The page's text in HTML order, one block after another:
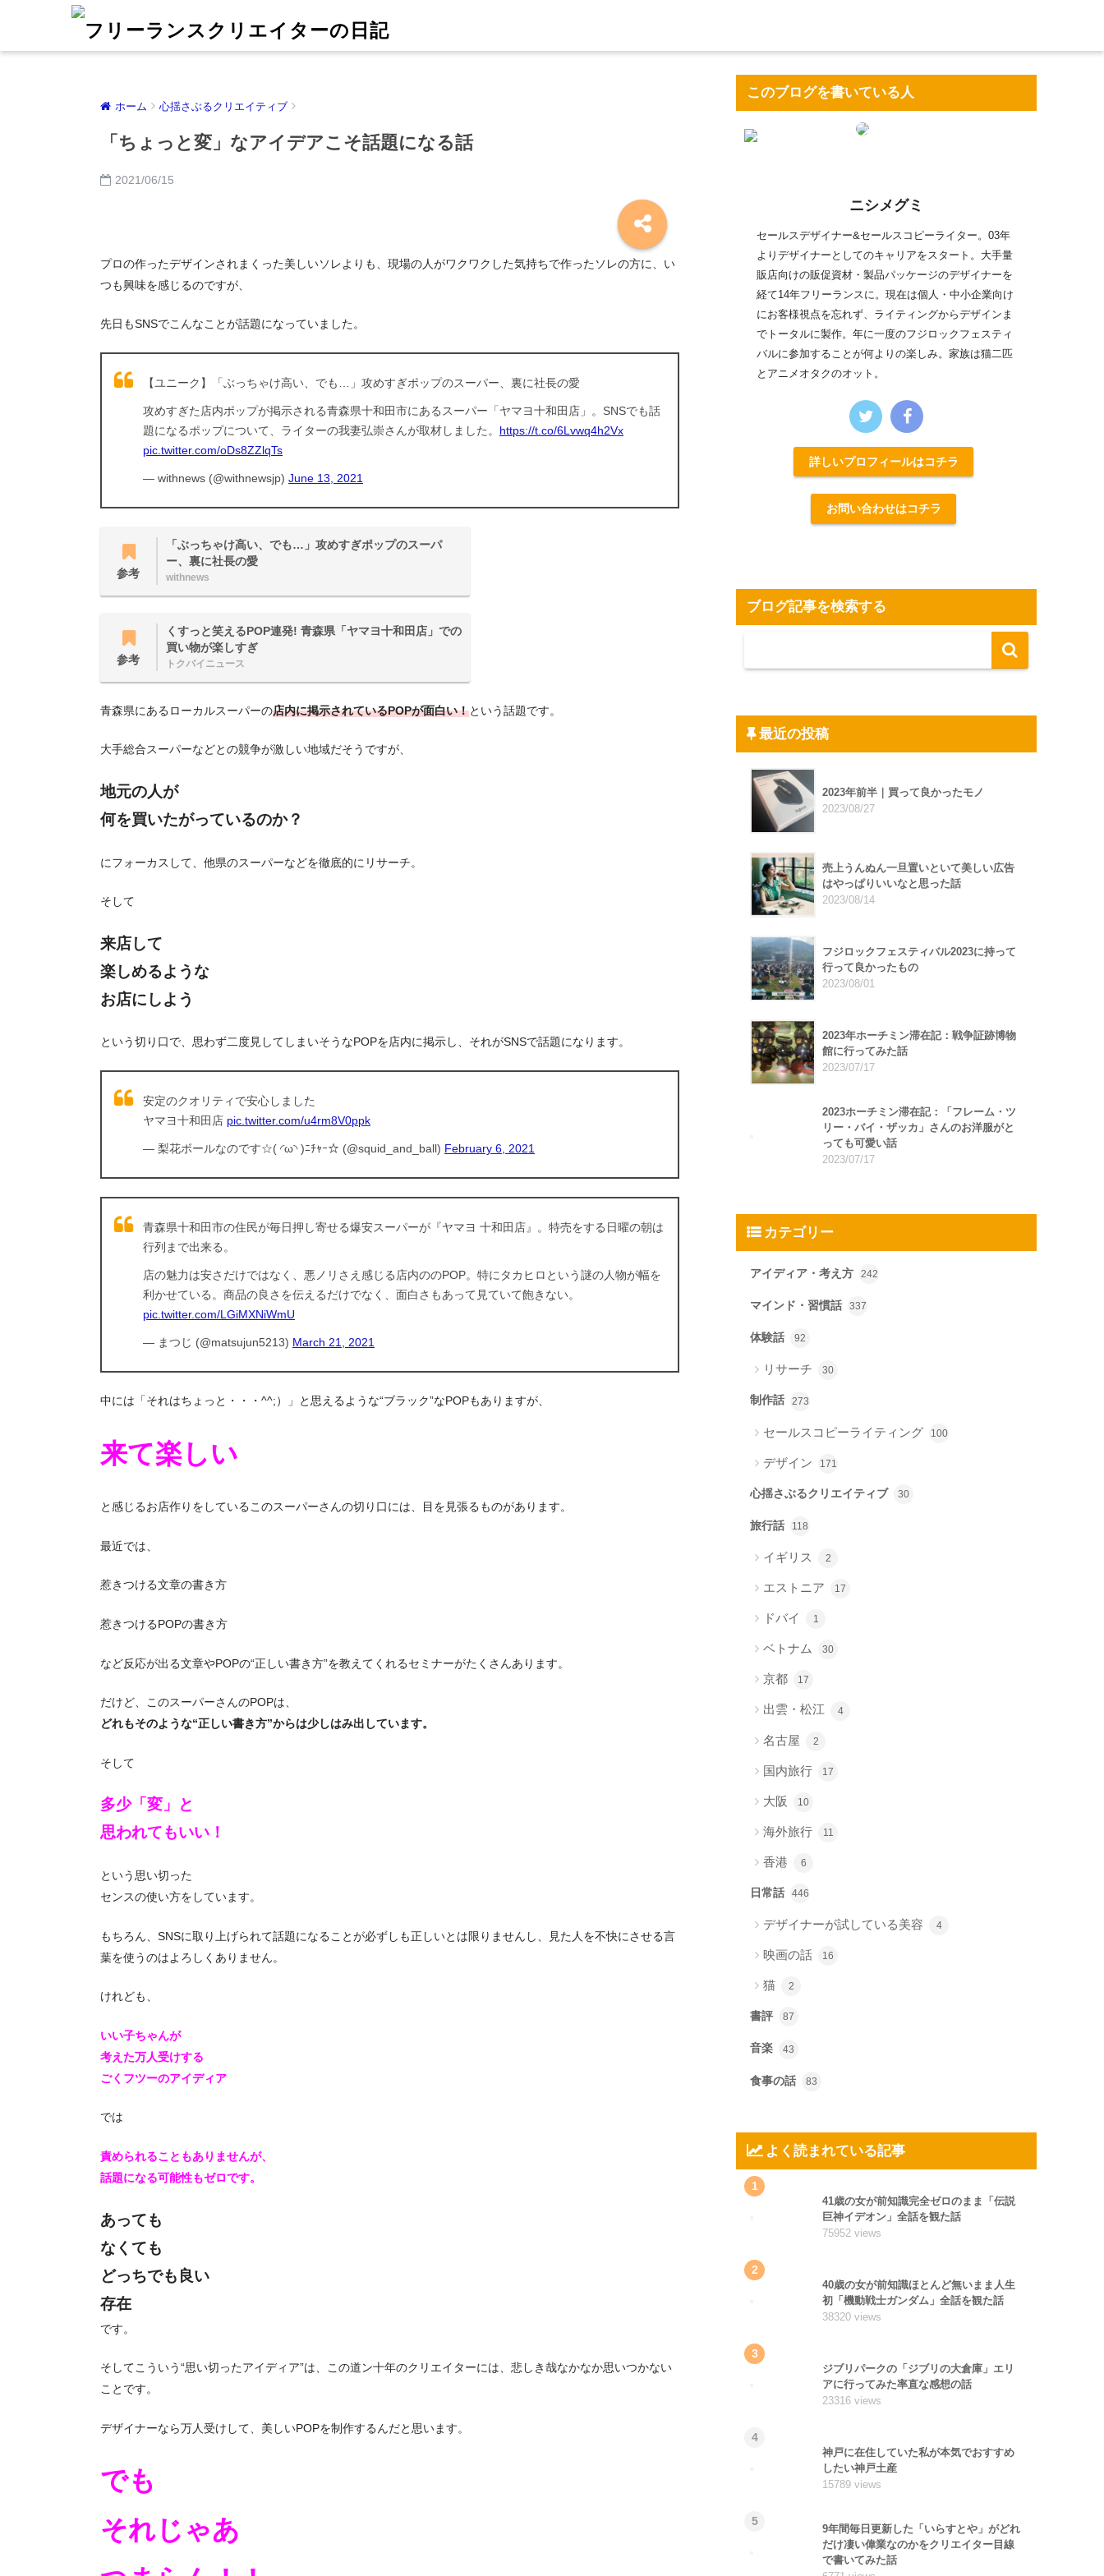
ホーム 心揺さぶるクリエイティブ
「ちょっと変」なアイデアこそ話題になる話
2021/06/15
プロの作ったデザインされまくった美しいソレよりも、現場の人がワクワクした気持ちで作ったソレの方に、い
つも興味を感じるのですが、
先日もSNSでこんなことが話題になっていました。
【ユニーク】「ぶっちゃけ高い、でも…」攻めすぎポップのスーパー、裏に社長の愛
攻めすぎた店内ポップが掲示される青森県十和田市にあるスーパー「ヤマヨ十和田店」。SNSでも話
題になるポップについて、ライターの我妻弘崇さんが取材しました。 https://t.co/6Lvwq4h2Vx
pic.twitter.com/oDs8ZZlqTs
— withnews (@withnewsjp) June 13, 2021
参考
「ぶっちゃけ高い、でも…」攻めすぎポップのスーパ
ー、裏に社長の愛
withnews
参考
くすっと笑えるPOP連発! 青森県「ヤマヨ十和田店」での
買い物が楽しすぎ
トクバイニュース
青森県にあるローカルスーパーの店内に掲示されているPOPが面白い！という話題です。
大手総合スーパーなどとの競争が激しい地域だそうですが、
地元の人が
何を買いたがっているのか？
にフォーカスして、他県のスーパーなどを徹底的にリサーチ。
そして
来店して
楽しめるような
お店にしよう
という切り口で、思わず二度見してしまいそうなPOPを店内に掲示し、それがSNSで話題になります。
安定のクオリティで安心しました
ヤマヨ十和田店 pic.twitter.com/u4rm8V0ppk
— 梨花ボールなのです☆( ◜ω◝ )ﾆﾁｬｰ☆ (@squid_and_ball) February 6, 2021
青森県十和田市の住民が毎日押し寄せる爆安スーパーが『ヤマヨ 十和田店』。特売をする日曜の朝は
行列まで出来る。
店の魅力は安さだけではなく、悪ノリさえ感じる店内ののPOP。特にタカヒロという謎の人物が幅を
利かせている。商品の良さを伝えるだけでなく、面白さもあって見ていて飽きない。
pic.twitter.com/LGiMXNiWmU
— まつじ (@matsujun5213) March 21, 2021
中には「それはちょっと・・・^^;）」と思えるような“ブラック”なPOPもありますが、
来て楽しい
と感じるお店作りをしているこのスーパーさんの切り口には、目を見張るものがあります。
最近では、
惹きつける文章の書き方
惹きつけるPOPの書き方
など反応が出る文章やPOPの“正しい書き方”を教えてくれるセミナーがたくさんあります。
だけど、このスーパーさんのPOPは、
どれもそのような“正しい書き方”からは少しはみ出しています。
そして
多少「変」と
思われてもいい！
という思い切った
センスの使い方をしています。
もちろん、SNSに取り上げられて話題になることが必ずしも正しいとは限りませんし、見た人を不快にさせる言
葉を使うのはよろしくありません。
けれども、
いい子ちゃんが
考えた万人受けする
ごくフツーのアイディア
では
責められることもありませんが、
話題になる可能性もゼロです。
あっても
なくても
どっちでも良い
存在
です。
そしてこういう“思い切ったアイディア”は、この道ン十年のクリエイターには、悲しき哉なかなか思いつかない
ことです。
デザイナーなら万人受けして、美しいPOPを制作するんだと思います。
でも
それじゃあ
このブログを書いている人
ニシメグミ
セールスデザイナー&セールスコピーライター。03年
よりデザイナーとしてのキャリアをスタート。大手量
販店向けの販促資材・製品パッケージのデザイナーを
経て14年フリーランスに。現在は個人・中小企業向け
にお客様視点を忘れず、ライティングからデザインま
でトータルに製作。年に一度のフジロックフェスティ
バルに参加することが何よりの楽しみ。家族は猫二匹
とアニメオタクのオット。
詳しいプロフィールはコチラ
お問い合わせはコチラ
ブログ記事を検索する
最近の投稿
2023年前半｜買って良かったモノ
2023/08/27
売上うんぬん一旦置いといて美しい広告
はやっぱりいいなと思った話
2023/08/14
フジロックフェスティバル2023に持って
行って良かったもの
2023/08/01
2023年ホーチミン滞在記：戦争証跡博物
館に行ってみた話
2023/07/17
2023ホーチミン滞在記：「フレーム・ツ
リー・バイ・ザッカ」さんのお洋服がと
っても可愛い話
2023/07/17
カテゴリー
アイディア・考え方 242
マインド・習慣話 337
体験話 92
リサーチ 30
制作話 273
セールスコピーライティング 100
デザイン 171
心揺さぶるクリエイティブ 30
旅行話 118
イギリス 2
エストニア 17
ドバイ 1
ベトナム 30
京都 17
出雲・松江 4
名古屋 2
国内旅行 17
大阪 10
海外旅行 11
香港 6
日常話 446
デザイナーが試している美容 4
映画の話 16
猫 2
書評 87
音楽 43
食事の話 83
よく読まれている記事
1
41歳の女が前知識完全ゼロのまま「伝説
巨神イデオン」全話を観た話
75952 views
2
40歳の女が前知識ほとんど無いまま人生
初「機動戦士ガンダム」全話を観た話
38320 views
3
ジブリパークの「ジブリの大倉庫」エリ
アに行ってみた率直な感想の話
23316 views
4
神戸に在住していた私が本気でおすすめ
したい神戸土産
15789 views
5
9年間毎日更新した「いらすとや」がどれ
だけ凄い偉業なのかをクリエイター目線
で書いてみた話